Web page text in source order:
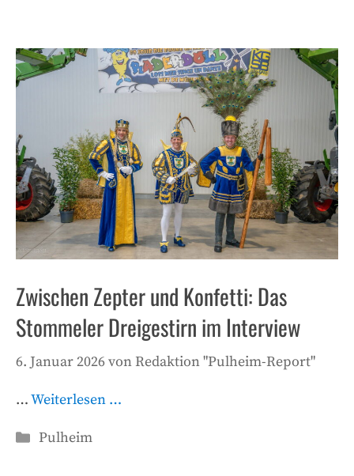
Zwischen Zepter und Konfetti: Das
Stommeler Dreigestirn im Interview
6. Januar 2026von Redaktion "Pulheim-Report"
…Weiterlesen …
Kategorien
Pulheim